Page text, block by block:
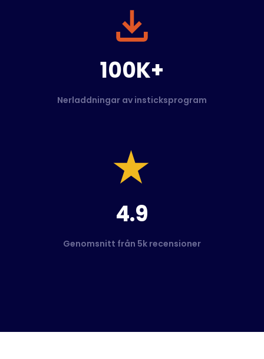
100K+
Nerladdningar av insticksprogram
4.9
Genomsnitt från 5k recensioner